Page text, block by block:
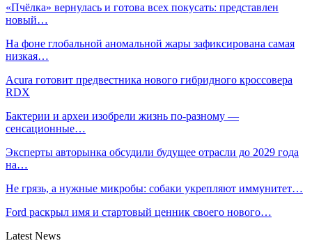
«Пчёлка» вернулась и готова всех покусать: представлен
новый…
На фоне глобальной аномальной жары зафиксирована самая
низкая…
Acura готовит предвестника нового гибридного кроссовера
RDX
Бактерии и археи изобрели жизнь по-разному —
сенсационные…
Эксперты авторынка обсудили будущее отрасли до 2029 года
на…
Не грязь, а нужные микробы: собаки укрепляют иммунитет…
Ford раскрыл имя и стартовый ценник своего нового…
Latest News